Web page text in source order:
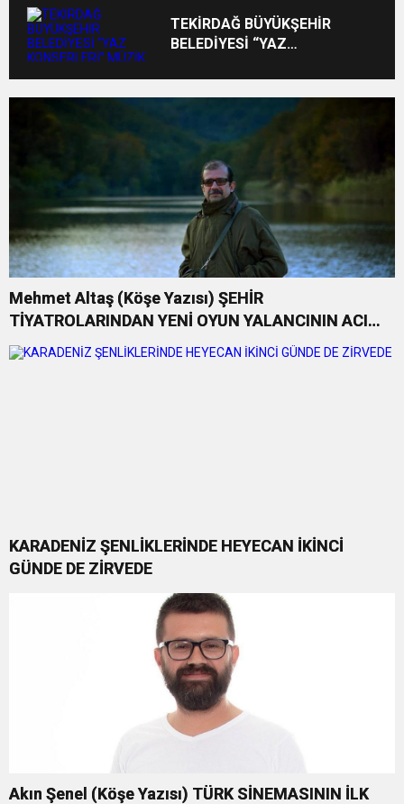
TEKİRDAĞ BÜYÜKŞEHİR
BELEDİYESİ “YAZ
COŞKUSUNU İLÇELERE
TAŞIYOR
Mehmet Altaş (Köşe Yazısı) ŞEHİR
TİYATROLARINDAN YENİ OYUN YALANCININ ACI
KOMEDİSİ
KARADENİZ ŞENLİKLERİNDE HEYECAN İKİNCİ
GÜNDE DE ZİRVEDE
Akın Şenel (Köşe Yazısı) TÜRK SİNEMASININ İLK